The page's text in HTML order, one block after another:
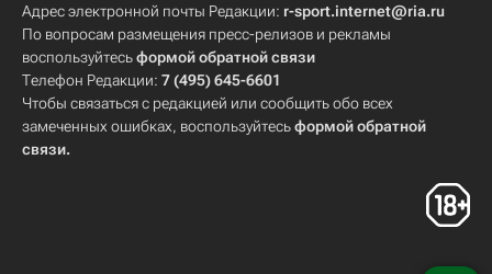
Адрес электронной почты Редакции: r-sport.internet@ria.ru
По вопросам размещения пресс-релизов и рекламы
воспользуйтесьформой обратной связи
Телефон Редакции: 7 (495) 645-6601
Чтобы связаться с редакцией или сообщить обо всех
замеченных ошибках, воспользуйтесьформой обратной
связи.